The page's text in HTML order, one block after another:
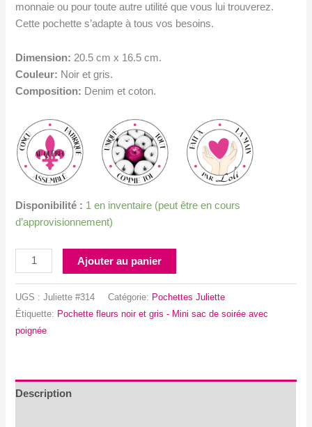
monnaie ou pour toute autre utilité que vous lui trouverez.
Cette pochette s’adapte à tous vos besoins.
Dimension: 20.5 cm x 16.5 cm.
Couleur: Noir et gris.
Composition: Denim et coton.
Disponibilité : 1 en inventaire (peut être en cours
d’approvisionnement)
quantité
de
fleurs
Mini
Ajouter au panier
UGS :Juliette #314 Catégorie: Pochettes Juliette
Étiquette: Pochette fleurs noir et gris - Mini sac de soirée avec
poignée
Description